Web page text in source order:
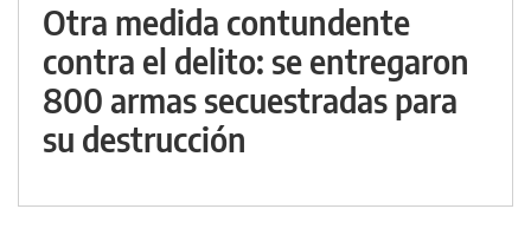
Otra medida contundente
contra el delito: se entregaron
800 armas secuestradas para
su destrucción